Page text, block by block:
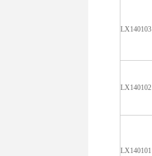
LX140103
LX140102
LX140101